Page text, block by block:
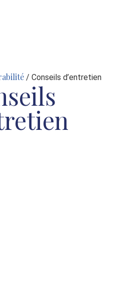
/ Conseils d’entretien